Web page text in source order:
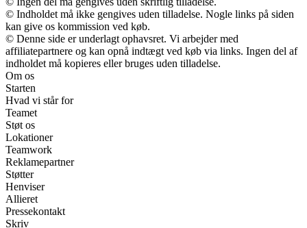
© Indholdet må ikke gengives uden tilladelse. Nogle links på siden
kan give os kommission ved køb.
© Denne side er underlagt ophavsret. Vi arbejder med
affiliatepartnere og kan opnå indtægt ved køb via links. Ingen del af
indholdet må kopieres eller bruges uden tilladelse.
Om os
Starten
Hvad vi står for
Teamet
Støt os
Lokationer
Teamwork
Reklamepartner
Støtter
Henviser
Allieret
Pressekontakt
Skriv